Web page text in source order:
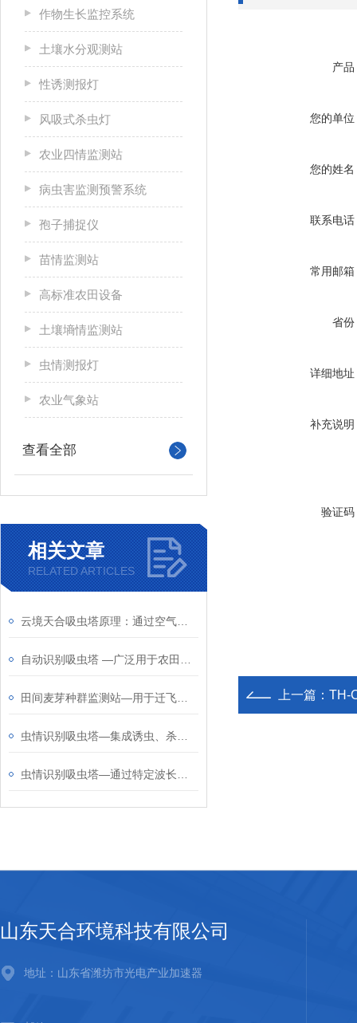
作物生长监控系统
土壤水分观测站
性诱测报灯
风吸式杀虫灯
农业四情监测站
病虫害监测预警系统
孢子捕捉仪
苗情监测站
高标准农田设备
土壤墒情监测站
虫情测报灯
农业气象站
查看全部
相关文章
RELATED ARTICLES
产品
您的单位
您的姓名
联系电话
常用邮箱
省份
详细地址
补充说明
验证码
上一篇： TH-
山东天合环境科技有限公司
地址：山东省潍坊市光电产业加速器